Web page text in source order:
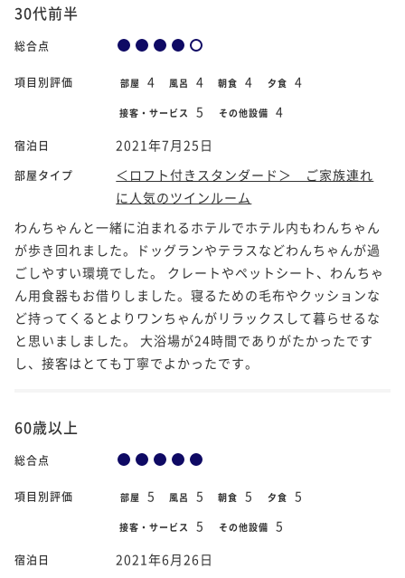
30代前半
総合点
項目別評価 部屋 4 風呂 4 朝食 4 夕食 4
接客・サービス 5 その他設備 4
宿泊日 2021年7月25日
部屋タイプ
＜ロフト付きスタンダード＞ ご家族連れ
に人気のツインルーム
わんちゃんと一緒に泊まれるホテルでホテル内もわんちゃん
が歩き回れました。ドッグランやテラスなどわんちゃんが過
ごしやすい環境でした。 クレートやペットシート、わんちゃ
ん用食器もお借りしました。寝るための毛布やクッションな
ど持ってくるとよりワンちゃんがリラックスして暮らせるな
と思いましました。 大浴場が24時間でありがたかったです
し、接客はとても丁寧でよかったです。
60歳以上
総合点
項目別評価 部屋 5 風呂 5 朝食 5 夕食 5
接客・サービス 5 その他設備 5
宿泊日 2021年6月26日